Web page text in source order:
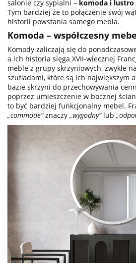
salonie czy sypialni – komoda i lustro
Tym bardziej że to połączenie swój
historii powstania samego mebla.
Komoda – współczesny
Komody zaliczają się do
a ich historia sięga XVII-wiecznej
meble z grupy skrzyniowych, zwykle
szufladami, które są ich największym
bazie skrzyni do przechowywania
poprzez umieszczenie w bocznej
to być bardziej funkcjonalny mebel.
„commode”znaczy „wygodny”lub